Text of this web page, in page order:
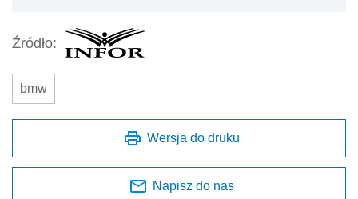
Źródło:
bmw
Wersja do druku
Napisz do nas